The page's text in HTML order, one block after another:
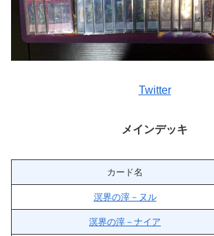
Twitter
メインデッキ
カード名
溟界の滓－ヌル
溟界の滓－ナイア